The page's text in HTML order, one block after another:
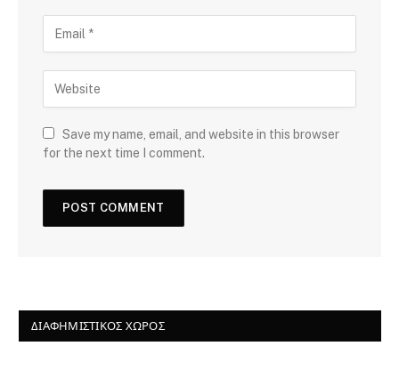
Save my name, email, and website in this browser
for the next time I comment.
ΔΙΑΦΗΜΙΣΤΙΚΌΣ ΧΏΡΟΣ